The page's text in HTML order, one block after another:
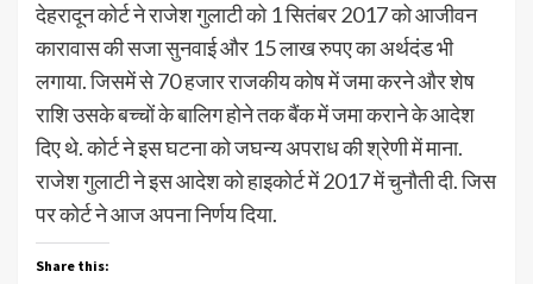
देहरादून कोर्ट ने राजेश गुलाटी को 1 सितंबर 2017 को आजीवन
कारावास की सजा सुनवाई और 15 लाख रुपए का अर्थदंड भी
लगाया. जिसमें से 70 हजार राजकीय कोष में जमा करने और शेष
राशि उसके बच्चों के बालिग होने तक बैंक में जमा कराने के आदेश
दिए थे. कोर्ट ने इस घटना को जघन्य अपराध की श्रेणी में माना.
राजेश गुलाटी ने इस आदेश को हाइकोर्ट में 2017 में चुनौती दी. जिस
पर कोर्ट ने आज अपना निर्णय दिया.
Share this: